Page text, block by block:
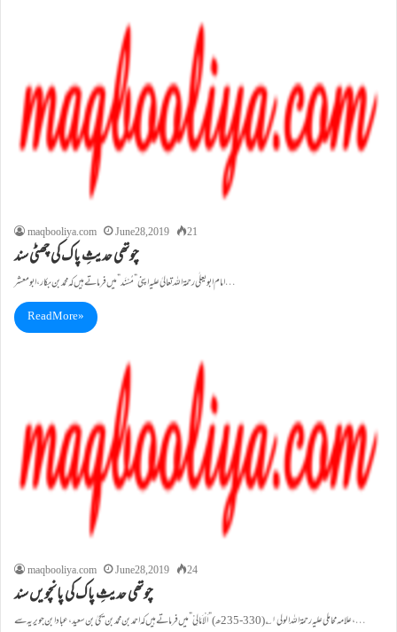
maqbooliya.com June 28, 2019 21
چوتھی حدیثِ پاک کی چھٹی سند
امام ابویعلٰی رحمۃ اللہ تعالیٰ علیہ اپنی” مُسْنَد” میں فرماتے ہیں کہ محمد بن بکار ، ابو معشر…
Read More »
maqbooliya.com June 28, 2019 24
چوتھی حدیثِ پاک کی پانچویں سند
علامہ محاملی علیہ رحمۃاللہ الولی۱؎(330-235ھ) ”اَلْاَمَالِیْ”میں فرماتے ہیں کہ احمدبن محمدبن یحیٰ بن سعید،عباد ابن جویریہ سے ،…